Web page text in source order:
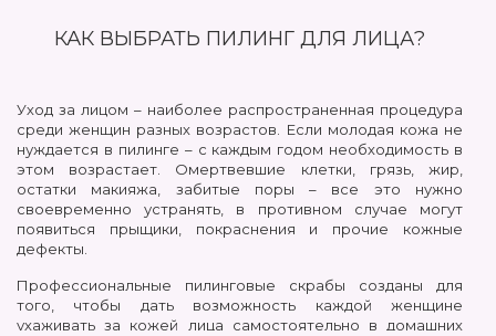
КАК ВЫБРАТЬ ПИЛИНГ ДЛЯ ЛИЦА?
Уход за лицом – наиболее распространенная процедура
среди женщин разных возрастов. Если молодая кожа не
нуждается в пилинге – с каждым годом необходимость в
этом возрастает. Омертвевшие клетки, грязь, жир,
остатки макияжа, забитые поры – все это нужно
своевременно устранять, в противном случае могут
появиться прыщики, покраснения и прочие кожные
дефекты.
Профессиональные пилинговые скрабы созданы для
того, чтобы дать возможность каждой женщине
ухаживать за кожей лица самостоятельно в домашних